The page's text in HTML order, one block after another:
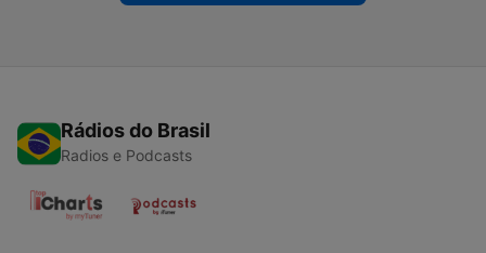
Rádios do Brasil
Radios e Podcasts